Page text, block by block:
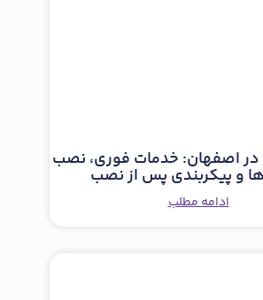
اصفهان: خدمات فوری، نصب
و پیکربندی پس از نصب
ادامه مطلب